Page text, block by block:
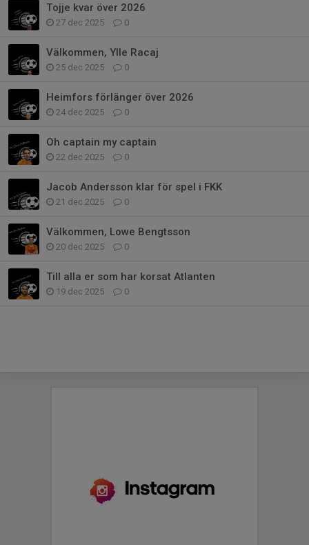
Tojje kvar över 2026
27 dec 2025 0
Välkommen, Ylle Racaj
25 dec 2025 0
Heimfors förlänger över 2026
24 dec 2025 0
Oh captain my captain
22 dec 2025 0
Jacob Andersson klar för spel i FKK
21 dec 2025 0
Välkommen, Lowe Bengtsson
20 dec 2025 0
Till alla er som har korsat Atlanten
19 dec 2025 0